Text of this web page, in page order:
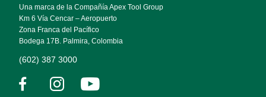
Una marca de la Compañía Apex Tool Group
Km 6 Vía Cencar – Aeropuerto
Zona Franca del Pacífico
Bodega 17B. Palmira, Colombia
(602) 387 3000